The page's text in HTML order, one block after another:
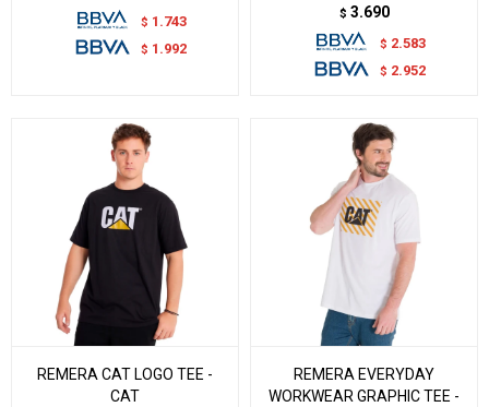
$ 1.743
$ 1.992
$ 3.690
$ 2.583
$ 2.952
REMERA CAT LOGO TEE -
CAT
REMERA EVERYDAY
WORKWEAR GRAPHIC TEE -